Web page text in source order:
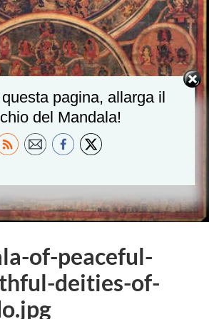
of-peaceful-
deities-of-
pagina, allarga il
del Mandala!